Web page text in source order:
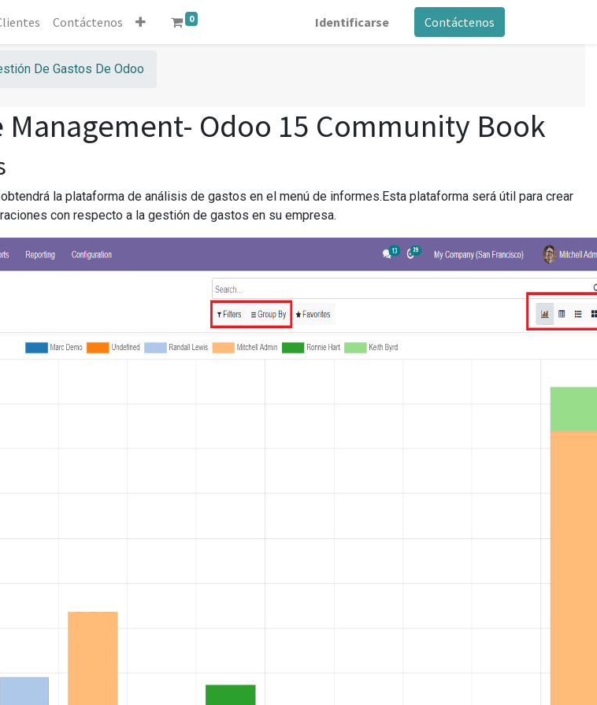
Contáctenos 0 Identificarse Contáctenos
De Gastos De Odoo
Management- Odoo 15 Community Book
la plataforma de análisis de gastos en el menú de informes.Esta plataforma será útil para crear
con respecto a la gestión de gastos en su empresa.